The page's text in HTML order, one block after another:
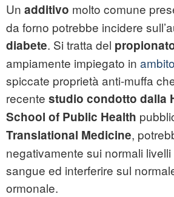
Un additivo molto comune
da forno potrebbe incidere
diabete. Si tratta del
ampiamente impiegato in
spiccate proprietà anti-muffa
recente studio condotto dalla
School of Public Health
Translational Medicine,
negativamente sui normali
sangue ed interferire sul
ormonale.